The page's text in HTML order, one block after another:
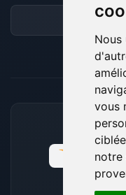
Nous
vous
notre
MOYENS